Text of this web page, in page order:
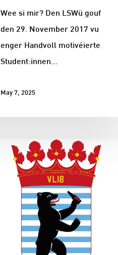
Wee si mir? Den LSWü gouf
den 29. November 2017 vu
enger Handvoll motivéierte
Student:innen…
May 7, 2025